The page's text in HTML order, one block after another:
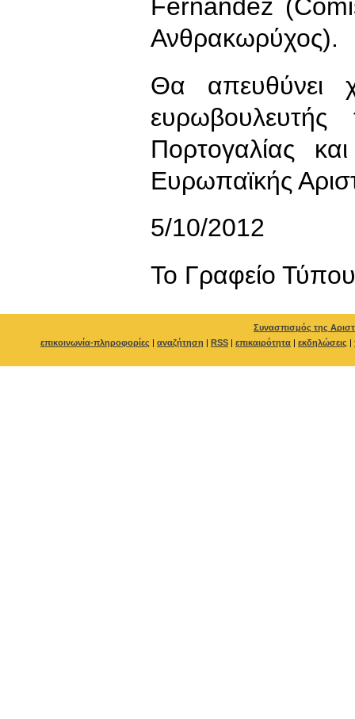
Fernandez
Ανθρακωρύχος).
Θα απευθύνει
Πορτογαλίας
Ευρωπαϊκής
5/10/2012
To Γραφείο Τύπου
Συνασπισμός της
επικοινωνία-πληροφορίες | αναζήτηση | RSS | επικαιρότητα | εκδηλώσεις |